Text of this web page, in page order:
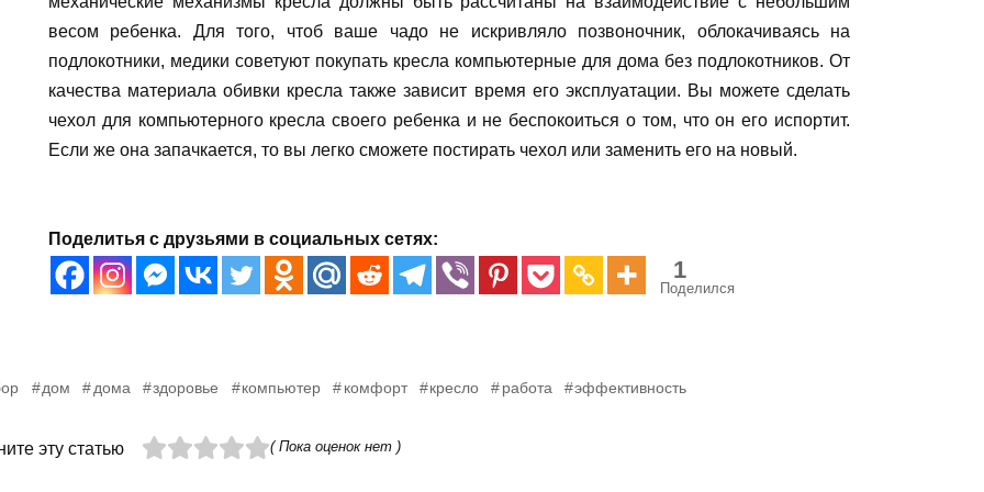
весом ребенка. Для того, чтоб ваше чадо не искривляло позвоночник, облокачиваясь на
подлокотники, медики советуют покупать кресла компьютерные для дома без подлокотников. От
качества материала обивки кресла также зависит время его эксплуатации. Вы можете сделать
чехол для компьютерного кресла своего ребенка и не беспокоиться о том, что он его испортит.
Если же она запачкается, то вы легко сможете постирать чехол или заменить его на новый.
Поделитья с друзьями в социальных сетях:
1
Поделился
дом дома здоровье компьютер комфорт кресло работа эффективность
эту статью ( Пока оценок нет )